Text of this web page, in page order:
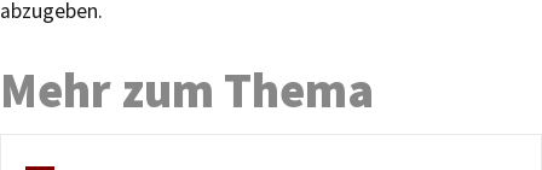
abzugeben.
Mehr zum Thema